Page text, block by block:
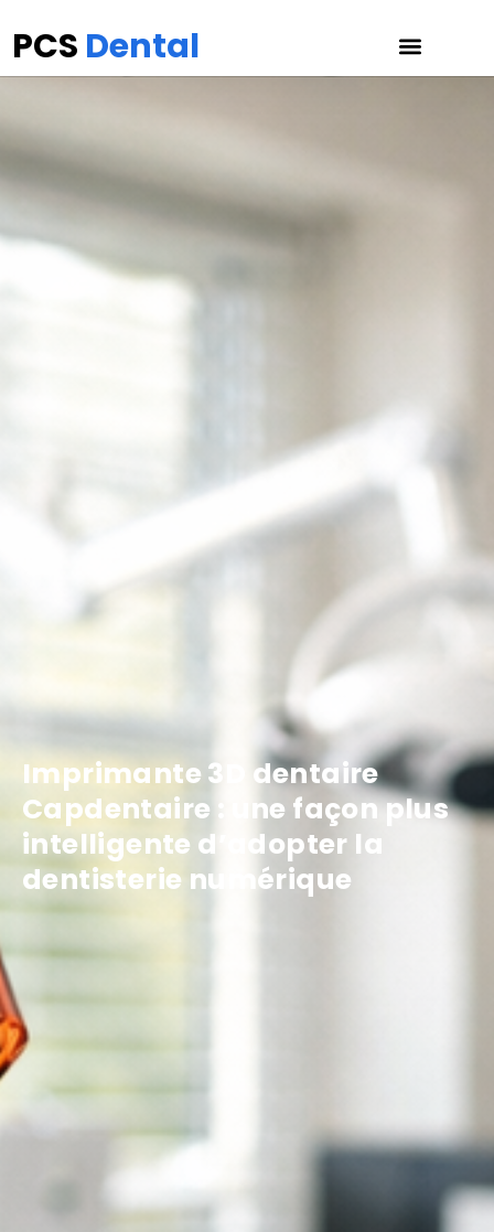
PCS Dental
Imprimante 3D dentaire
Capdentaire : une façon plus
intelligente d’adopter la
dentisterie numérique